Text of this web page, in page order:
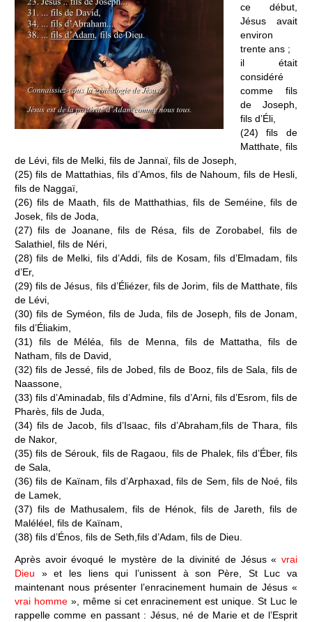
ce début,
Jésus avait
environ
trente ans ;
il était
considéré
comme fils
de Joseph,
fils d’Éli,
(24) fils de
Matthate, fils
de Lévi, fils de Melki, fils de Jannaï, fils de Joseph,
(25) fils de Mattathias, fils d’Amos, fils de Nahoum, fils de Hesli,
fils de Naggaï,
(26) fils de Maath, fils de Matthathias, fils de Seméine, fils de
Josek, fils de Joda,
(27) fils de Joanane, fils de Résa, fils de Zorobabel, fils de
Salathiel, fils de Néri,
(28) fils de Melki, fils d’Addi, fils de Kosam, fils d’Elmadam, fils
d’Er,
(29) fils de Jésus, fils d’Éliézer, fils de Jorim, fils de Matthate, fils
de Lévi,
(30) fils de Syméon, fils de Juda, fils de Joseph, fils de Jonam,
fils d’Éliakim,
(31) fils de Méléa, fils de Menna, fils de Mattatha, fils de
Natham, fils de David,
(32) fils de Jessé, fils de Jobed, fils de Booz, fils de Sala, fils de
Naassone,
(33) fils d’Aminadab, fils d’Admine, fils d’Arni, fils d’Esrom, fils de
Pharès, fils de Juda,
(34) fils de Jacob, fils d’Isaac, fils d’Abraham,fils de Thara, fils
de Nakor,
(35) fils de Sérouk, fils de Ragaou, fils de Phalek, fils d’Éber, fils
de Sala,
(36) fils de Kaïnam, fils d’Arphaxad, fils de Sem, fils de Noé, fils
de Lamek,
(37) fils de Mathusalem, fils de Hénok, fils de Jareth, fils de
Maléléel, fils de Kaïnam,
(38) fils d’Énos, fils de Seth,fils d’Adam, fils de Dieu.
Après avoir évoqué le mystère de la divinité de Jésus «vrai
Dieu » et les liens qui l’unissent à son Père, St Luc va
maintenant nous présenter l’enracinement humain de Jésus «
vrai homme», même si cet enracinement est unique. St Luc le
rappelle comme en passant : Jésus, né de Marie et de l’Esprit